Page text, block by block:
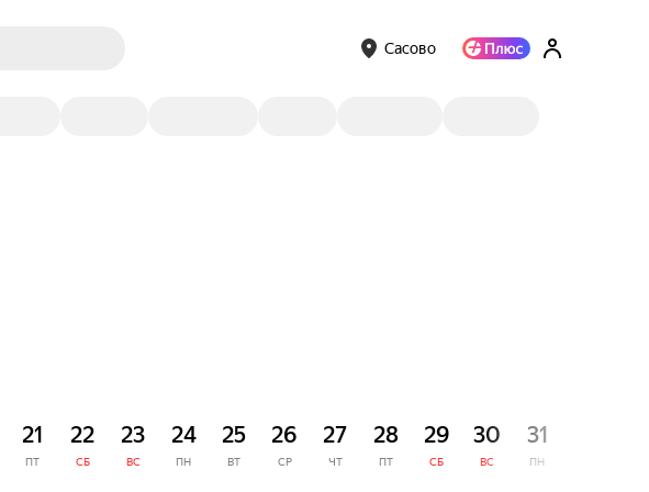
Сасово
21
ПТ
22
СБ
23
ВС
24
ПН
25
ВТ
26
СР
27
ЧТ
28
ПТ
29
СБ
30
ВС
31
ПН